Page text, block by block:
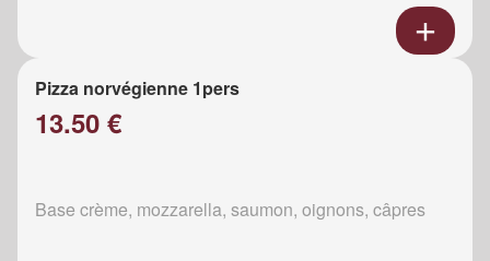
Pizza norvégienne 1pers
13.50 €
Base crème, mozzarella, saumon, oignons, câpres